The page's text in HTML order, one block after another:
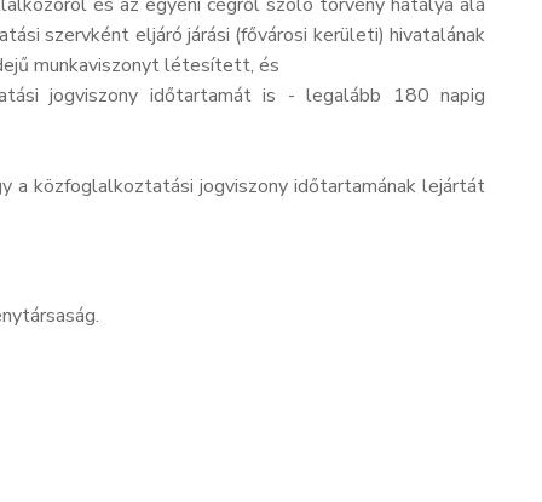
szervként eljáró járási (fővárosi kerületi) hivatalának
munkaviszonyt létesített, és
jogviszony időtartamát is - legalább 180 napig
a közfoglalkoztatási jogviszony időtartamának lejártát